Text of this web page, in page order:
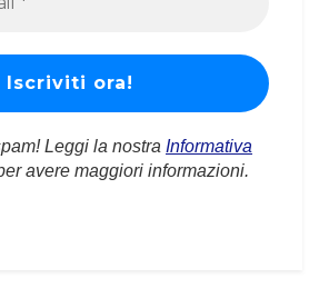
Leggi la nostra Informativa
avere maggiori informazioni.